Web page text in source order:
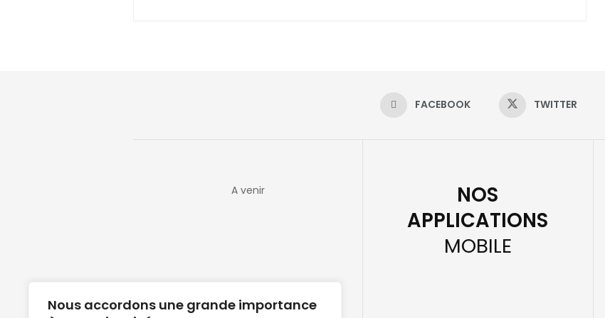
Nous accordons une grande importance
FACEBOOK TWITTER
A venir
NOS
APPLICATIONS
MOBILE